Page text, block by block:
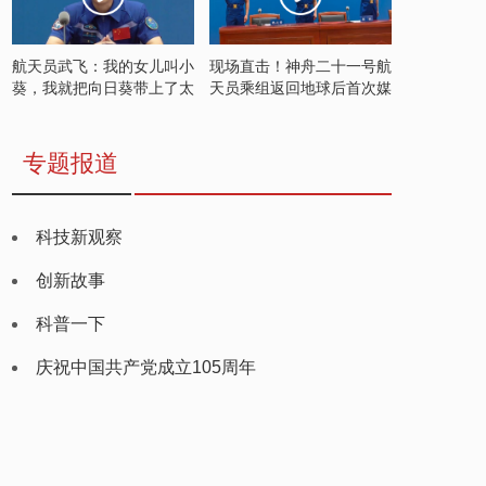
航天员武飞：我的女儿叫小
葵，我就把向日葵带上了太
现场直击！神舟二十一号航
天员乘组返回地球后首次媒
专题报道
科技新观察
创新故事
科普一下
庆祝中国共产党成立105周年